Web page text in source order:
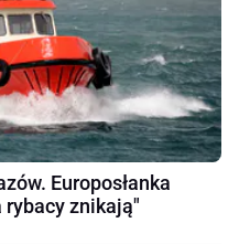
Europosłanka
znikają"